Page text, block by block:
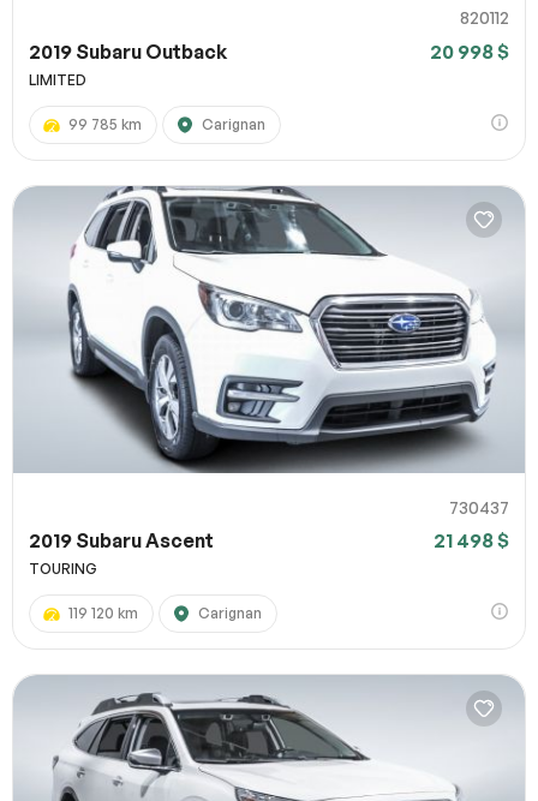
820112
2019 Subaru Outback 20 998 $
LIMITED
99 785 km Carignan
730437
2019 Subaru Ascent 21 498 $
TOURING
119 120 km Carignan